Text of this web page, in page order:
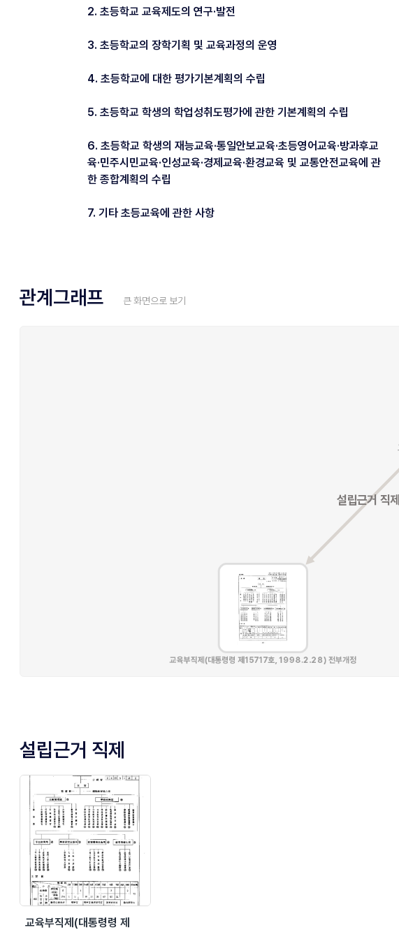
2. 초등학교 교육제도의 연구·발전
3. 초등학교의 장학기획 및 교육과정의 운영
4. 초등학교에 대한 평가기본계획의 수립
5. 초등학교 학생의 학업성취도평가에 관한 기본계획의 수립
6. 초등학교 학생의 재능교육·통일안보교육·초등영어교육·방과후교
육·민주시민교육·인성교육·경제교육·환경교육 및 교통안전교육에 관
한 종합계획의 수립
7. 기타 초등교육에 관한 사항
관계그래프 큰 화면으로 보기
설립근거 직제
교육부직제(대통령령 제